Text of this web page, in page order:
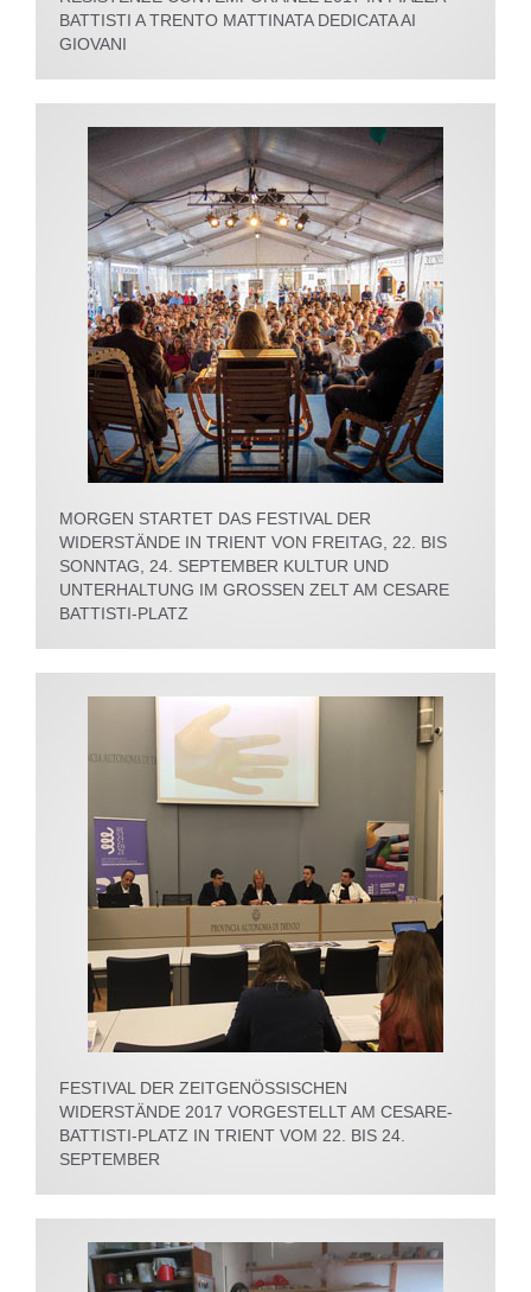
BATTISTI A TRENTO MATTINATA DEDICATA AI
GIOVANI
MORGEN STARTET DAS FESTIVAL DER
WIDERSTÄNDE IN TRIENT VON FREITAG, 22. BIS
SONNTAG, 24. SEPTEMBER KULTUR UND
UNTERHALTUNG IM GROSSEN ZELT AM CESARE
BATTISTI-PLATZ
FESTIVAL DER ZEITGENÖSSISCHEN
WIDERSTÄNDE 2017 VORGESTELLT AM CESARE-
BATTISTI-PLATZ IN TRIENT VOM 22. BIS 24.
SEPTEMBER